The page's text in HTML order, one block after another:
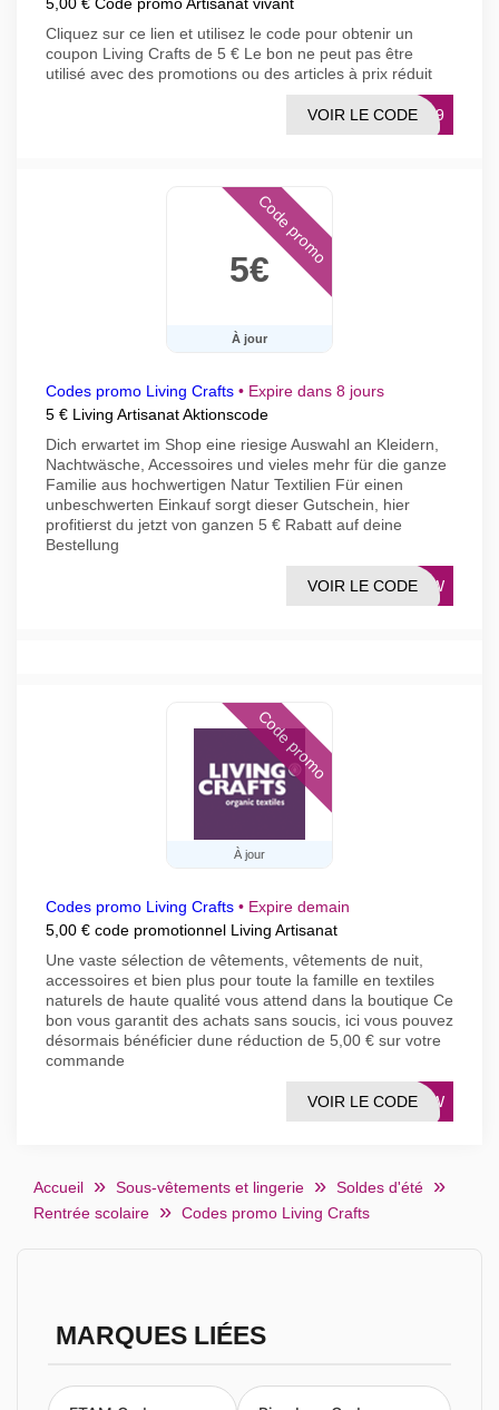
Cliquez sur ce lien et utilisez le code pour obtenir un
coupon Living Crafts de 5 € Le bon ne peut pas être
utilisé avec des promotions ou des articles à prix réduit
B429
VOIR LE CODE
5€
À jour
Code promo
Codes promo Living Crafts • Expire dans 8 jours
5 € Living Artisanat Aktionscode
Dich erwartet im Shop eine riesige Auswahl an Kleidern,
Nachtwäsche, Accessoires und vieles mehr für die ganze
Familie aus hochwertigen Natur Textilien Für einen
unbeschwerten Einkauf sorgt dieser Gutschein, hier
profitierst du jetzt von ganzen 5 € Rabatt auf deine
Bestellung
T95W
VOIR LE CODE
À jour
Code promo
Codes promo Living Crafts • Expire demain
5,00 € code promotionnel Living Artisanat
Une vaste sélection de vêtements, vêtements de nuit,
accessoires et bien plus pour toute la famille en textiles
naturels de haute qualité vous attend dans la boutique Ce
bon vous garantit des achats sans soucis, ici vous pouvez
désormais bénéficier dune réduction de 5,00 € sur votre
commande
T95W
VOIR LE CODE
Accueil Sous-vêtements et lingerie
Soldes d'été
Rentrée scolaire
Codes promo Living Crafts
MARQUES LIÉES